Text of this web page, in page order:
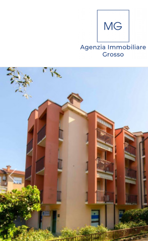
SL
HOME
CHI
SIAMO
IMMOBILI
SERVIZI
Contratto
Qualsiasi
Vendita
Affitto
Scegli
dove
cercare